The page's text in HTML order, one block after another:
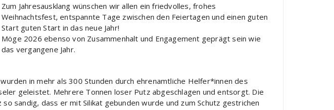
Zum Jahresausklang wünschen wir allen ein friedvolles, frohes
Weihnachtsfest, entspannte Tage zwischen den Feiertagen und einen guten
Start guten Start in das neue Jahr!
Möge 2026 ebenso von Zusammenhalt und Engagement geprägt sein wie
das vergangene Jahr.
in mehr als 300 Stunden durch ehrenamtliche Helfer*innen des
geleistet. Mehrere Tonnen loser Putz abgeschlagen und entsorgt. Die
sandig, dass er mit Silikat gebunden wurde und zum Schutz gestrichen